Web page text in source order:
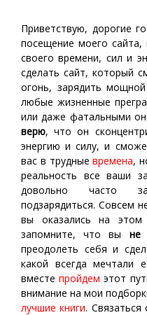
Приветствую, дорогие
посещение моего
своего времени, сил и
сделать сайт, который
огонь, зарядить
любые жизненные
или даже фатальными
верю, что он
энергию и силу, и
вас в трудныевремена,
реальность все ваши
довольно часто
подзарядиться. Совсем
вы оказались на этом
запомните, что вы не
преодолеть себя и
какой всегда
вместепройдем этот
внимание на мои
лучшие книги.